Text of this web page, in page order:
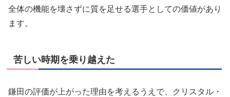
全体の機能を壊さずに質を足せる選手としての価値があり
ます。
苦しい時期を乗り越えた
鎌田の評価が上がった理由を考えるうえで、クリスタル・